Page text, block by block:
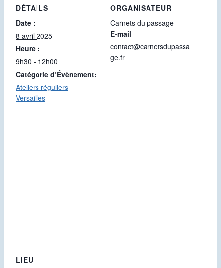
DÉTAILS
Date :
8 avril 2025
Heure :
9h30 - 12h00
Catégorie d’Évènement:
Ateliers réguliers
Versailles
ORGANISATEUR
Carnets du passage
E-mail
contact@carnetsdupassa
ge.fr
LIEU